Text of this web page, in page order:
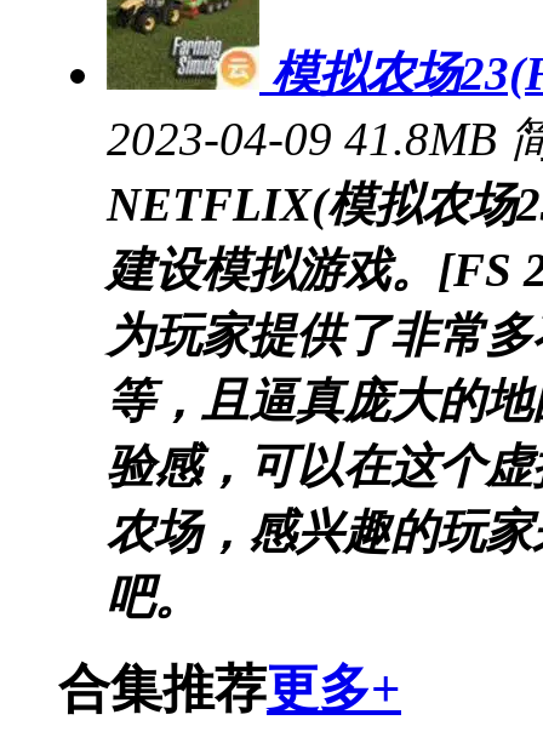
模拟农场
2023-04-09 41.8MB
NETFLIX(模拟农场
建设模拟游戏。[FS
为玩家提供了非常
等，且逼真庞大的
验感，可以在这个
农场，感兴趣的玩
吧。
合集推荐更多+